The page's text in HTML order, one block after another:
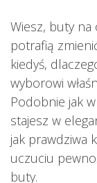
Wiesz, buty na
potrafią
kiedyś,
wyborowi
Podobnie jak
stajesz w
jak prawdziwa
uczuciu
buty.